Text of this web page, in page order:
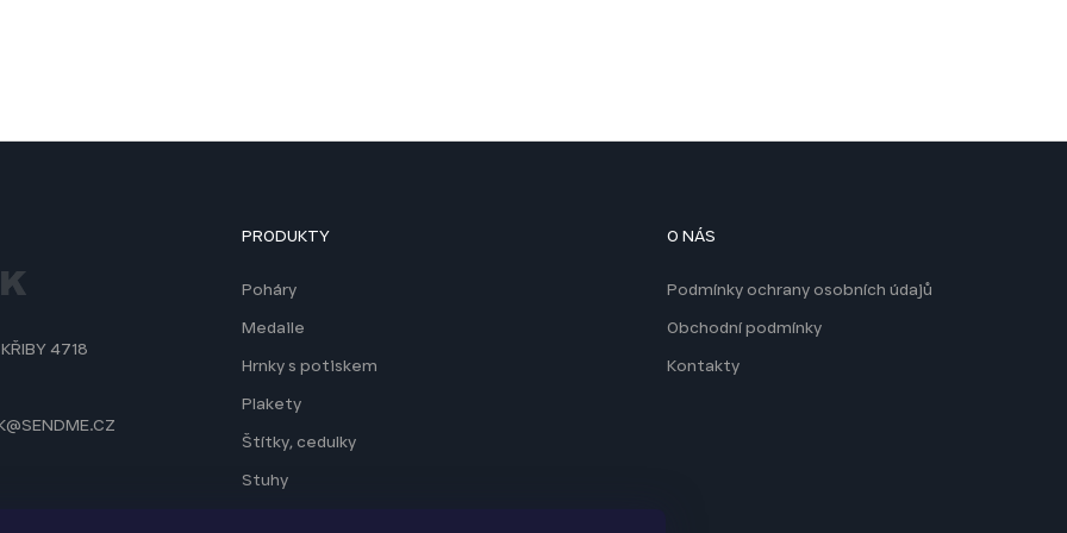
4718
PRODUKTY
Poháry
Medaile
Hrnky s potiskem
Plakety
Štítky, cedulky
Stuhy
O NÁS
Podmínky ochrany osobních údajů
Obchodní podmínky
Kontakty